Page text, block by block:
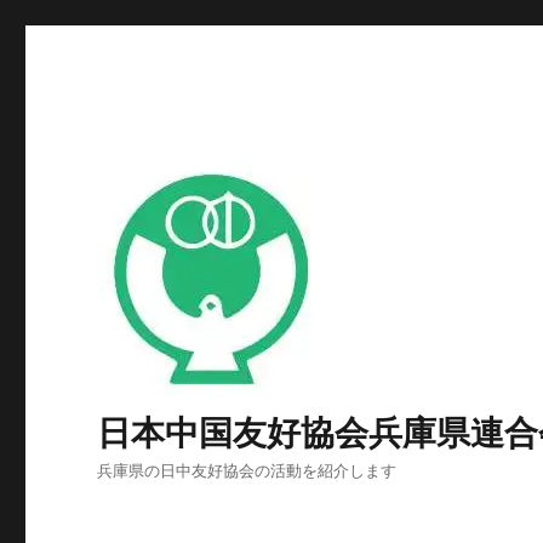
日本中国友好協会兵庫県連
兵庫県の日中友好協会の活動を紹介します